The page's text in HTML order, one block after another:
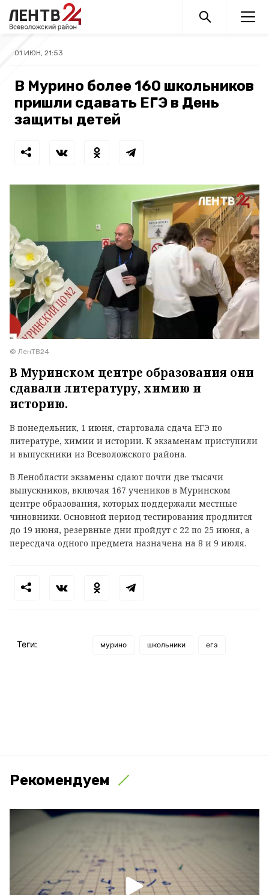
01 ИЮН, 21:53
В Мурино более 160 школьников
пришли сдавать ЕГЭ в День
защиты детей
© ЛенТВ24
В Муринском центре образования они
сдавали литературу, химию и
историю.
В понедельник, 1 июня, стартовала сдача ЕГЭ по
литературе, химии и истории. К экзаменам приступили
и выпускники из Всеволожского района.
В Ленобласти экзамены сдают почти две тысячи
выпускников, включая 167 учеников в Муринском
центре образования, которых поддержали местные
чиновники. Основной период тестирования продлится
до 19 июня, резервные дни пройдут с 22 по 25 июня, а
пересдача одного предмета назначена на 8 и 9 июля.
Теги: мурино школьники егэ
Рекомендуем